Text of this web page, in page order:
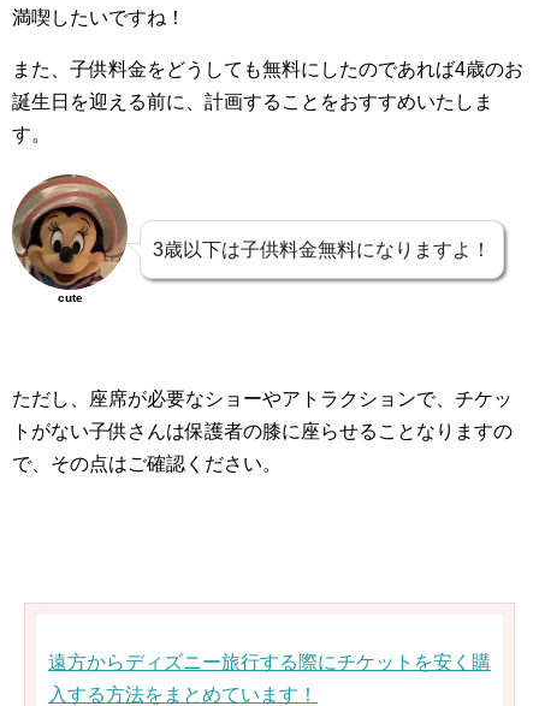
満喫したいですね！
また、子供料金をどうしても無料にしたのであれば4歳のお
誕生日を迎える前に、計画することをおすすめいたしま
す。
cute
3歳以下は子供料金無料になりますよ！
ただし、座席が必要なショーやアトラクションで、チケッ
トがない子供さんは保護者の膝に座らせることなりますの
で、その点はご確認ください。
遠方からディズニー旅行する際にチケットを安く購
入する方法をまとめています！